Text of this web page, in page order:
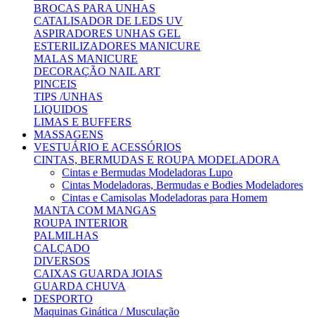
BROCAS PARA UNHAS
CATALISADOR DE LEDS UV
ASPIRADORES UNHAS GEL
ESTERILIZADORES MANICURE
MALAS MANICURE
DECORAÇÃO NAIL ART
PINCEIS
TIPS /UNHAS
LIQUIDOS
LIMAS E BUFFERS
MASSAGENS
VESTUÁRIO E ACESSÓRIOS
CINTAS, BERMUDAS E ROUPA MODELADORA
Cintas e Bermudas Modeladoras Lupo
Cintas Modeladoras, Bermudas e Bodies Modeladores
Cintas e Camisolas Modeladoras para Homem
MANTA COM MANGAS
ROUPA INTERIOR
PALMILHAS
CALÇADO
DIVERSOS
CAIXAS GUARDA JOIAS
GUARDA CHUVA
DESPORTO
Maquinas Ginática / Musculação